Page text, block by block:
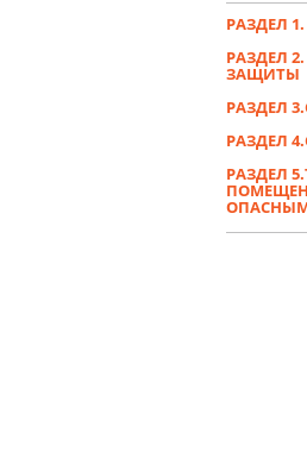
РАЗДЕЛ
РАЗДЕЛ
ЗАЩИТЫ
РАЗДЕЛ
РАЗДЕЛ
РАЗДЕЛ